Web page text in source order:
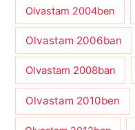
Olvastam 2004ben
Olvastam 2006ban
Olvastam 2008ban
Olvastam 2010ben